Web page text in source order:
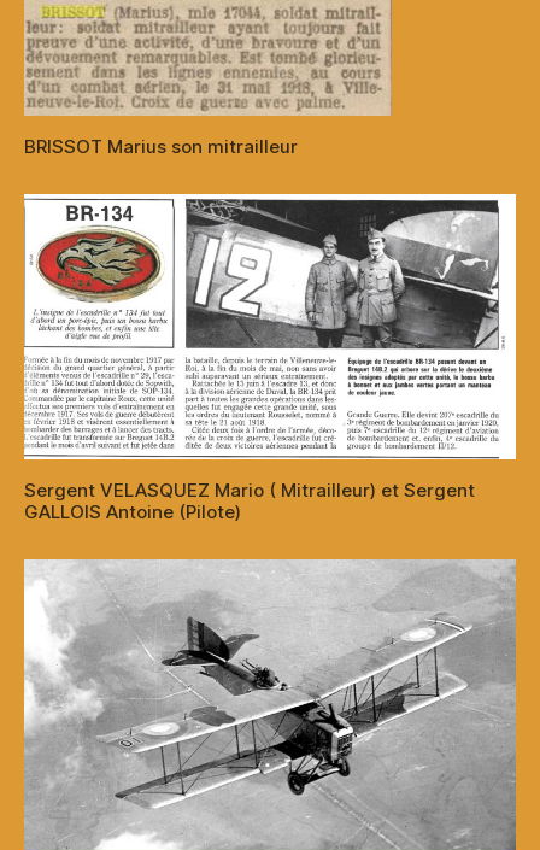
BRISSOT Marius son mitrailleur
Sergent VELASQUEZ Mario ( Mitrailleur) et Sergent
GALLOIS Antoine (Pilote)